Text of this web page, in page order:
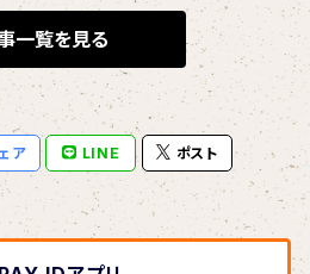
一覧を見る
ア LINE ポスト